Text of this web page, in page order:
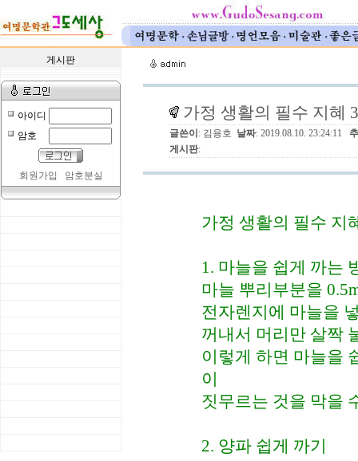
게시판
아이디
암호
회원가입 암호분실
가정 생활의 필수 지혜
글쓴이 : 김용호 날짜: 2019.08.10. 23:24:11
게시판:
가정 생활의 필수 지
1. 마늘을 쉽게 까는
마늘 뿌리부분을
전자렌지에 마늘을
꺼내서 머리만 살짝
이렇게 하면 마늘을
이
짓무르는 것을 막을
2. 양파 쉽게 까기